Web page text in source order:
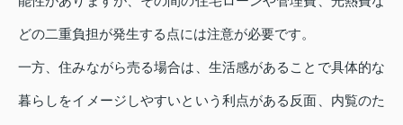
どの二重負担が発生する点には注意が必要です。
一方、住みながら売る場合は、生活感があることで具体的な
暮らしをイメージしやすいという利点がある反面、内覧のた